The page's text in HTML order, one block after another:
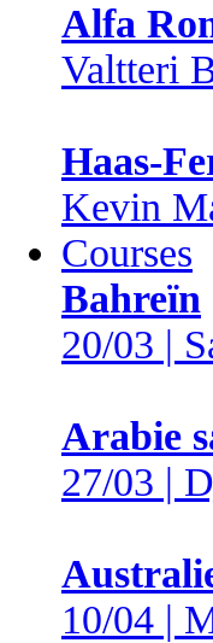
Alfa
Valtteri
Haas-
Kevin
Courses
Bahreïn
20/03 |
Arabie
27/03 |
10/04 |